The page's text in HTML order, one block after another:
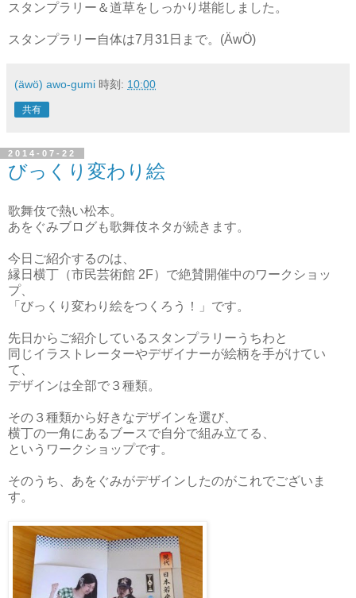
スタンプラリー＆道草をしっかり堪能しました。
スタンプラリー自体は7月31日まで。(ÄwÖ)
(äwö) awo-gumi 時刻: 10:00
共有
2014-07-22
びっくり変わり絵
歌舞伎で熱い松本。
あをぐみブログも歌舞伎ネタが続きます。
今日ご紹介するのは、
縁日横丁（市民芸術館 2F）で絶賛開催中のワークショッ
プ、
「びっくり変わり絵をつくろう！」です。
先日からご紹介しているスタンプラリーうちわと
同じイラストレーターやデザイナーが絵柄を手がけてい
て、
デザインは全部で３種類。
その３種類から好きなデザインを選び、
横丁の一角にあるブースで自分で組み立てる、
というワークショップです。
そのうち、あをぐみがデザインしたのがこれでございま
す。